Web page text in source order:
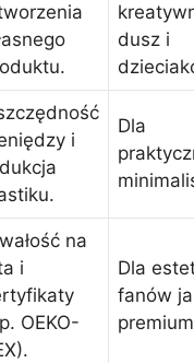
dusz i
i
Dla
na
i
OEKO-
Dla
fanów